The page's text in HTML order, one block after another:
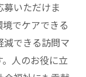
いただけま
でケアできる
できる訪問マ
人のお役に立